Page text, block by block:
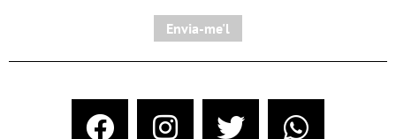
Envia-me'l